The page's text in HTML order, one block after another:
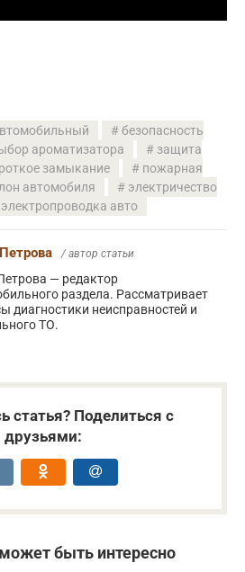
безопасность
ароматизатора
защита
замыкание
пожарная
автомобиля
электричество
электропроводка авто
/ автор статьи
— редактор
раздела. Рассматривает
диагностики неисправностей и
ТО.
статья? Поделиться с
друзьями:
быть интересно